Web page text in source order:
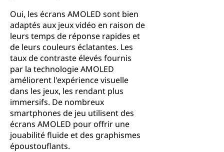
Oui, les écrans AMOLED sont bien
adaptés aux jeux vidéo en raison de
leurs temps de réponse rapides et
de leurs couleurs éclatantes. Les
taux de contraste élevés fournis
par la technologie AMOLED
améliorent l'expérience visuelle
dans les jeux, les rendant plus
immersifs. De nombreux
smartphones de jeu utilisent des
écrans AMOLED pour offrir une
jouabilité fluide et des graphismes
époustouflants.